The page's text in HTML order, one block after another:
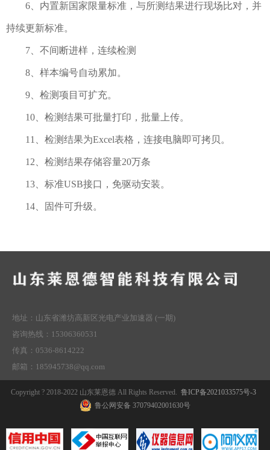
6、内置新国家限量标准，与所测结果进行现场比对，并
持续更新标准。
7、不间断进样，连续检测
8、样本编号自动累加。
9、检测项目可扩充。
10、检测结果可批量打印，批量上传。
11、检测结果为Excel表格，连接电脑即可拷贝。
12、检测结果存储容量20万条
13、标准USB接口，免驱动安装。
14、固件可升级。
地址：山东省潍坊高新区光电产业加速器 (一期)
咨询热线：15306360531
传真：0536-8614222
邮箱：185945738@qq.com
Copyright ? 2018-2022 山东莱恩德 All Rights Reserved. 鲁ICP备2021033575号-3
鲁公网安备 37079402001630号